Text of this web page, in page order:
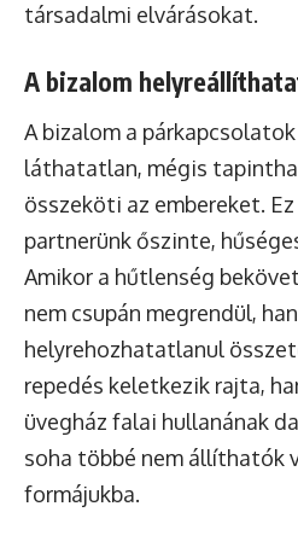
társadalmi elvárásokat.
A bizalom
A bizalom a
láthatatlan, mégis
összeköti az embereket.
partnerünk őszinte,
Amikor a hűtlenség
nem csupán megrendül,
helyrehozhatatlanul
repedés keletkezik rajta,
üvegház falai hullanának
soha többé nem állíthatók
formájukba.